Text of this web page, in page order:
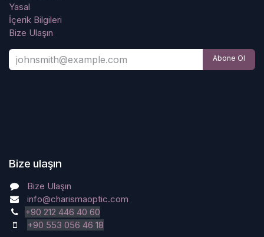
Yasal
İçerik Bilgileri
Bize Ulaşın
Abone Ol
Bize ulaşın
Bize Ulaşın
info@charismaoptic.com
+90 212 446 40 60
+90 553 056 46 18